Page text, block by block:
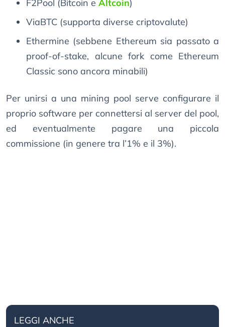
F2Pool (Bitcoin e Altcoin)
ViaBTC (supporta diverse criptovalute)
Ethermine (sebbene Ethereum sia passato a
proof-of-stake, alcune fork come Ethereum
Classic sono ancora minabili)
Per unirsi a una mining pool serve configurare il
proprio software per connettersi al server del pool,
ed eventualmente pagare una piccola
commissione (in genere tra l’1% e il 3%).
LEGGI ANCHE